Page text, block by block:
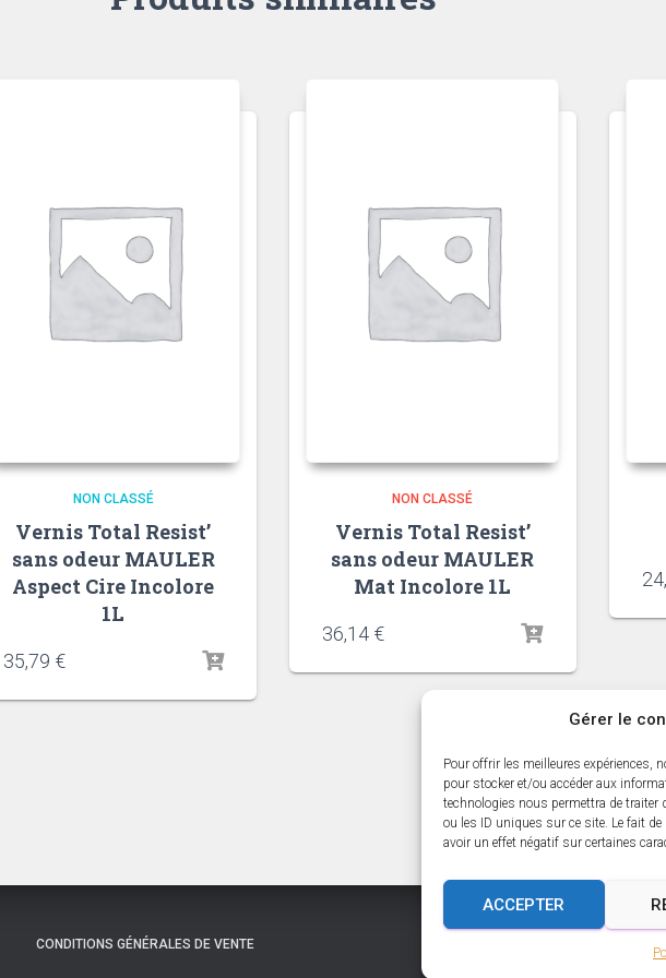
Gérer le
Pour offrir les meilleures expériences,
pour stocker et/ou accéder aux
technologies nous permettra de traiter
ou les ID uniques sur ce site. Le fait
avoir un effet négatif sur certaines
ACCEPTER
NON CLASSÉ
Vernis Total Resist’
sans odeur MAULER
Aspect Cire Incolore
1L
35,79 €
NON CLASSÉ
Vernis Total Resist’
sans odeur MAULER
Mat Incolore 1L
36,14 €
CONDITIONS GÉNÉRALES DE VENTE